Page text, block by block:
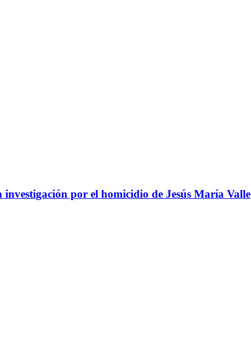
por el homicidio de Jesús María Valle